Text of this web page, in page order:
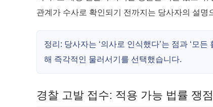
관계가 수사로 확인되기 전까지는 당사자의 설명
정리: 당사자는 ‘의사로 인식했다’는 점과 ‘모
해 즉각적인 물러서기를 선택했습니다.
경찰 고발 접수: 적용 가능 법률 쟁점